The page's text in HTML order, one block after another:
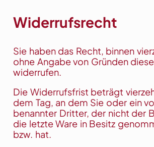
Widerrufsrecht
Sie haben das Recht, binnen
ohne Angabe von Gründen
widerrufen.
Die Widerrufsfrist beträgt
dem Tag, an dem Sie oder ein
benannter Dritter, der nicht der
die letzte Ware in Besitz
bzw. hat.